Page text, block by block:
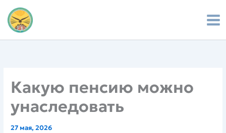
содержимому
Какую пенсию можно
унаследовать
27 мая, 2026